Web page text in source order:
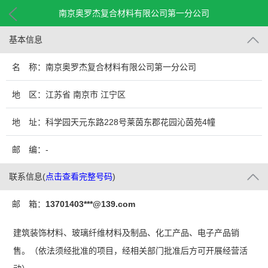
南京奥罗杰复合材料有限公司第一分公司
基本信息
名 称：南京奥罗杰复合材料有限公司第一分公司
地 区：江苏省 南京市 江宁区
地 址：科学园天元东路228号莱茵东郡花园沁茵苑4幢
邮 编：-
联系信息(点击查看完整号码)
邮 箱： 13701403***@139.com
建筑装饰材料、玻璃纤维材料及制品、化工产品、电子产品销
售。（依法须经批准的项目，经相关部门批准后方可开展经营活